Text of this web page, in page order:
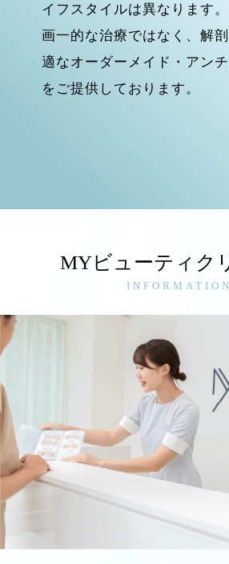
イフスタイルは異なります。
画一的な治療ではなく、解
適なオーダーメイド・アン
をご提供しております。
MYビューティク
INFORMATION